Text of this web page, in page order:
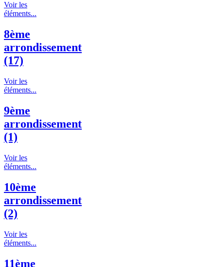
Voir les
éléments...
8ème
arrondissement
(17)
Voir les
éléments...
9ème
arrondissement
(1)
Voir les
éléments...
10ème
arrondissement
(2)
Voir les
éléments...
11ème